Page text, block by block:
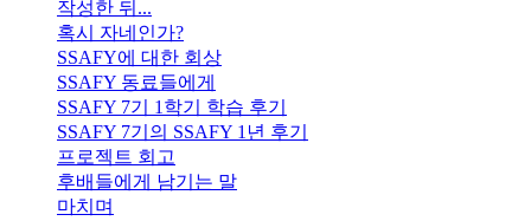
작성한 뒤...
혹시 자네인가?
SSAFY에 대한 회상
SSAFY 동료들에게
SSAFY 7기 1학기 학습 후기
SSAFY 7기의 SSAFY 1년 후기
프로젝트 회고
후배들에게 남기는 말
마치며